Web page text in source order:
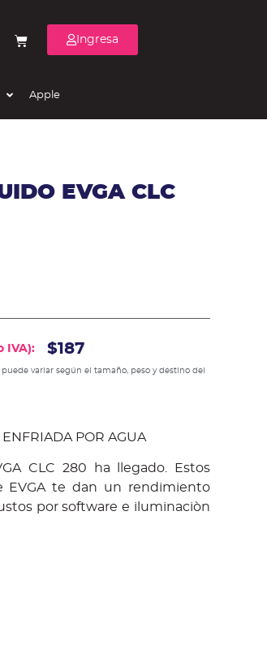
Ingresa
Apple
EVGA CLC
IVA): $187
variar según el tamaño, peso y destino del
POR AGUA
CLC 280 ha llegado. Estos
EVGA te dan un rendimiento
por software e iluminaciòn